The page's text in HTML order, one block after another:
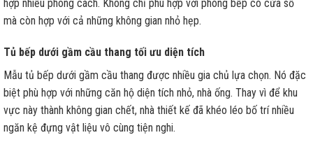
hợp nhiều phong cách. Không chỉ phù hợp với phòng bếp có cửa số
mà còn hợp với cả những không gian nhỏ hẹp.
Tủ bếp dưới gầm cầu thang tối ưu diện tích
Mẫu tủ bếp dưới gầm cầu thang được nhiều gia chủ lựa chọn. Nó đặc
biệt phù hợp với những căn hộ diện tích nhỏ, nhà ống. Thay vì để khu
vực này thành không gian chết, nhà thiết kế đã khéo léo bố trí nhiều
ngăn kệ đựng vật liệu vô cùng tiện nghi.